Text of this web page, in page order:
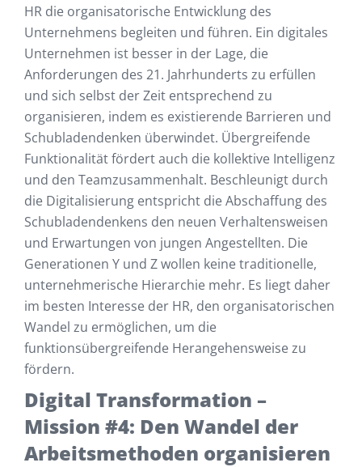
HR die organisatorische Entwicklung des
Unternehmens begleiten und führen. Ein digitales
Unternehmen ist besser in der Lage, die
Anforderungen des 21. Jahrhunderts zu erfüllen
und sich selbst der Zeit entsprechend zu
organisieren, indem es existierende Barrieren und
Schubladendenken überwindet. Übergreifende
Funktionalität fördert auch die kollektive Intelligenz
und den Teamzusammenhalt. Beschleunigt durch
die Digitalisierung entspricht die Abschaffung des
Schubladendenkens den neuen Verhaltensweisen
und Erwartungen von jungen Angestellten. Die
Generationen Y und Z wollen keine traditionelle,
unternehmerische Hierarchie mehr. Es liegt daher
im besten Interesse der HR, den organisatorischen
Wandel zu ermöglichen, um die
funktionsübergreifende Herangehensweise zu
fördern.
Digital Transformation –
Mission #4: Den Wandel der
Arbeitsmethoden organisieren